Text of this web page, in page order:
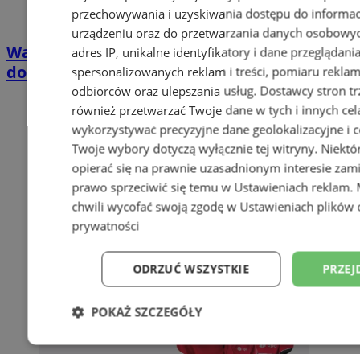
Wakacyjny wypoczynek nad Bałtykiem w
domkach Szmaragdowe Morze
przechowywania i uzyskiwania dostępu do
urządzeniu oraz do przetwarzania danych
adres IP, unikalne identyfikatory i dane
spersonalizowanych reklam i treści, pomiaru
odbiorców oraz ulepszania usług. Dostawcy stron
również przetwarzać Twoje dane w tych i innych
wykorzystywać precyzyjne dane geolokalizacyjne i
Twoje wybory dotyczą wyłącznie tej witryny.
opierać się na prawnie uzasadnionym interesie
prawo sprzeciwić się temu w Ustawieniach reklam.
chwili wycofać swoją zgodę w Ustawieniach plików
prywatności
ODRZUĆ WSZYSTKIE
POKAŻ SZCZEGÓŁY
Niezbędne Wydajność